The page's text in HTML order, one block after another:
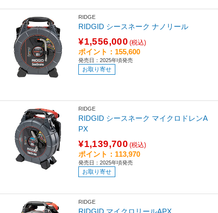
RIDGE
RIDGID シースネーク ナノリール
¥1,556,000 (税込)
ポイント：155,600
発売日：2025年頃発売
お取り寄せ
RIDGE
RIDGID シースネーク マイクロドレンA
PX
¥1,139,700 (税込)
ポイント：113,970
発売日：2025年頃発売
お取り寄せ
RIDGE
RIDGID マイクロリールAPX